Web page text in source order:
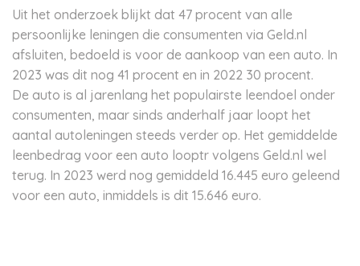
Uit het onderzoek blijkt dat 47 procent van alle
persoonlijke leningen die consumenten via Geld.nl
afsluiten, bedoeld is voor de aankoop van een auto. In
2023 was dit nog 41 procent en in 2022 30 procent.
De auto is al jarenlang het populairste leendoel onder
consumenten, maar sinds anderhalf jaar loopt het
aantal autoleningen steeds verder op. Het gemiddelde
leenbedrag voor een auto looptr volgens Geld.nl wel
terug. In 2023 werd nog gemiddeld 16.445 euro geleend
voor een auto, inmiddels is dit 15.646 euro.